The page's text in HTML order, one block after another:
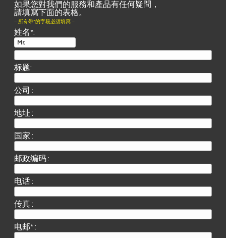
如果您對我們的服務和產品有任何疑問，
請填寫下面的表格。
– 所有帶*的字段必須填寫 –
姓名*:
标题:
公司 :
地址 :
国家 :
邮政编码 :
电话 :
传真 :
电邮* :